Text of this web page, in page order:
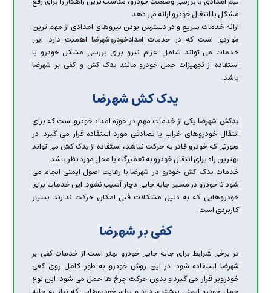
مشکل یا انتقال خودرو ارائه می دهد.
ارائه خدمات سریع و در دسترس بودن نیروهای امدادی از مهم ترین
مواردی است که در خدمات امدادخودروشهرضااهمیت دارد. این
خدمات می تواند شامل اعزام نیرو برای بررسی مشکل خودرو یا
استفاده از تجهیزات حمل خودرو مانند یدک کش و کفی بر شهرضا
باشد.
یدک کش شهرضا
یدکش شهرضا یکی از خدمات مهم در حوزه امداد خودرو است که برای
انتقال خودروهای خراب یا تصادفی مورد استفاده قرار می گیرد. در
صورتی که خودرو قادر به حرکت نباشد، استفاده از یدک کش می تواند
بهترین راه برای انتقال خودرو به تعمیرگاه یا محل مورد نظر باشد.
خدمات یدک کش خودرو در شهرضابا رعایت اصول ایمنی انجام می
شود تا خودرو در مسیر جابه جایی دچار آسیب نشود. این خدمات برای
خودروهایی که به دلیل مشکلات فنی امکان حرکت ندارند بسیار
کاربردی است.
کفی بر شهرضا
در برخی شرایط برای جابه جایی خودرو بهتر است از خدمات کفی بر
شهرضا استفاده شود. در این روش خودرو به طور کامل روی کفی
خودروبر قرار می گیرد و بدون حرکت چرخ ها حمل می شود. این نوع